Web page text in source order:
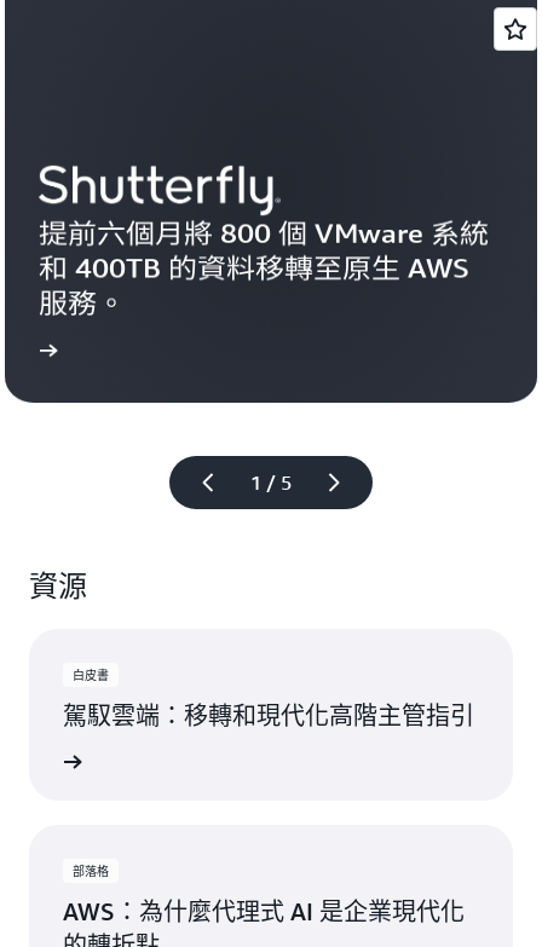
1 / 5
提前六個月將 800 個 VMware 系統
和 400TB 的資料移轉至原生 AWS
服務。
閱讀案
資源
白皮書
駕馭雲端：移轉和現代化高階主管指引
部落格
AWS：為什麼代理式 AI 是企業現代化